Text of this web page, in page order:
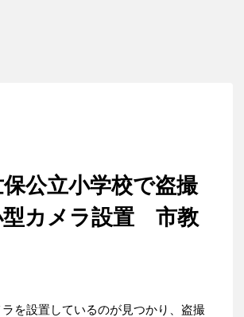
公立小学校で盗撮
カメラ設置 市教
を設置しているのが見つかり、盗撮